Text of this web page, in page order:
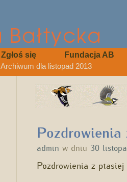
Zgłoś się Fundacja AB
Archiwum dla listopad 2013
admin w dniu 30
Pozdrowienia z